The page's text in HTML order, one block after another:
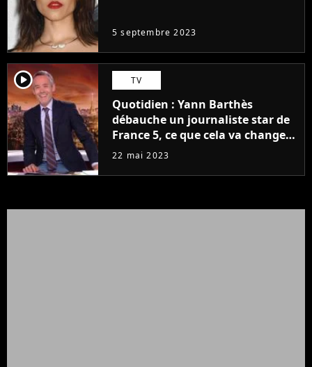
5 septembre 2023
player2 TV
Quotidien : Yann Barthès
débauche un journaliste star de
France 5, ce que cela va changer
à la rentrée
22 mai 2023